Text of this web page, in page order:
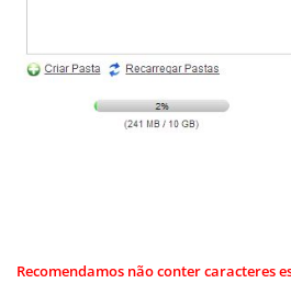
Recomendamos não conter caracteres